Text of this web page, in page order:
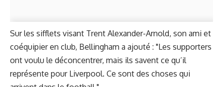
Sur les sifflets visant Trent Alexander-Arnold, son ami et
coéquipier en club, Bellingham a ajouté : "Les supporters
ont voulu le déconcentrer, mais ils savent ce qu’il
représente pour Liverpool. Ce sont des choses qui